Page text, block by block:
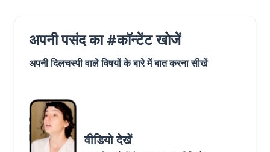
अपनी पसंद का #कॉन्टेंट खोजें
अपनी दिलचस्पी वाले विषयों के बारे में बात करना सीखें
वीडियो देखें